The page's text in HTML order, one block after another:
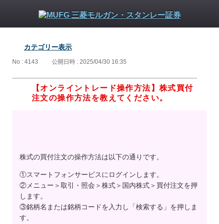
カテゴリー表示
No : 4143 公開日時 : 2025/04/30 16:35
【オンライントレード操作方法】株式買付
注文の操作方法を教えてください。
株式の買付注文の操作方法は以下の通りです。
①スマートフォンサービスにログインします。
②メニュー＞取引・照会＞株式＞国内株式＞買付注文を押
します。
③銘柄名または銘柄コードを入力し「検索する」を押しま
す。